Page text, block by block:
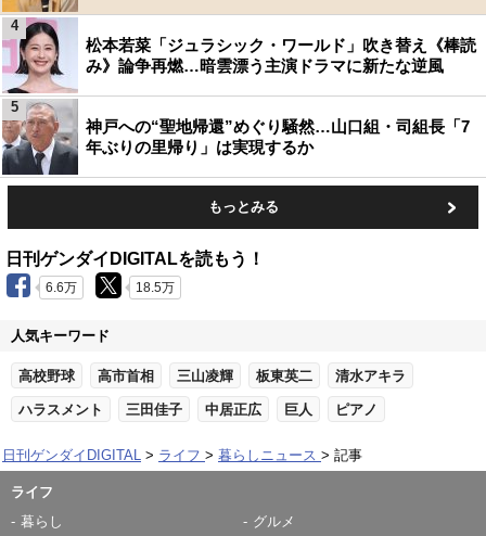
松本若菜「ジュラシック・ワールド」吹き替え《棒読
み》論争再燃…暗雲漂う主演ドラマに新たな逆風
4
神戸への“聖地帰還”めぐり騒然…山口組・司組長「7
年ぶりの里帰り」は実現するか
5
もっとみる
日刊ゲンダイDIGITALを読もう！
6.6万 18.5万
人気キーワード
高校野球 高市首相 三山凌輝 板東英二 清水アキラ
ハラスメント 三田佳子 中居正広 巨人 ピアノ
日刊ゲンダイDIGITAL ライフ 暮らしニュース 記事
ライフ
暮らし
グルメ